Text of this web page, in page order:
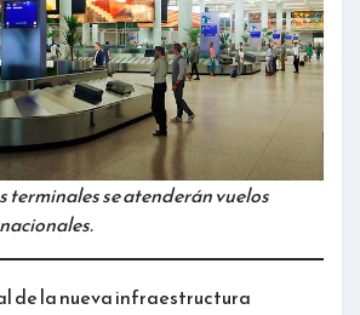
terminales se atenderán vuelos
de la nueva infraestructura